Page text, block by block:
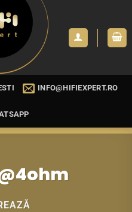
INFO@HIFIEXPERT.RO